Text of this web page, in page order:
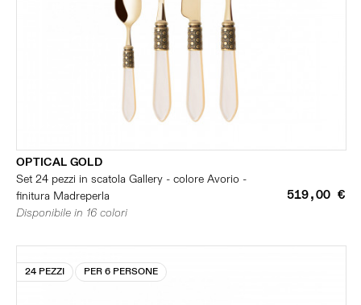
OPTICAL GOLD
Set 24 pezzi in scatola Gallery - colore Avorio -
finitura Madreperla
519,00 €
Disponibile in 16 colori
24 PEZZI PER 6 PERSONE